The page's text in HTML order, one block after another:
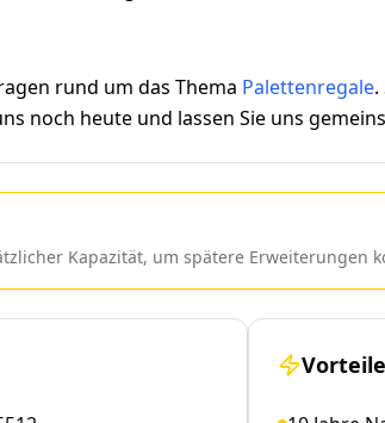
rund um das Thema Palettenregale
noch heute und lassen Sie uns
Kapazität, um spätere
Vorteile